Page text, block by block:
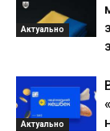
Актуально
Актуально